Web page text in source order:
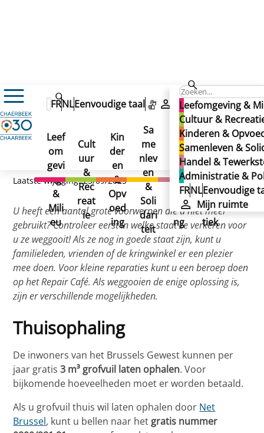
Leefomgeving &
Cultuur &
Kinderen &
Samenleven &
Handel &
Administratie &
FRNLEenvoudige
Mijn ruimte
FRNLEenvoudige taal Mijn ruimte
Leef
om
gevi
ng
&
Mili
eu
Cult
uur
&
Rec
reat
ie
Kin
der
en
&
Opv
oed
ing
Sa
me
nlev
en
&
Soli
dari
teit
Han
del
&
Tew
erks
telli
ng
Ad
min
istr
atie
&
Poli
tiek
Leefomgeving & Milieu
Afval & Openbare netheid
Sorteren van afval
Grof huisvuil
Grof huisvuil
Grof huisvuil
Laatste wijziging: 23/09/2025
U heeft een aantal grote voorwerpen die u niet meer
gebruikt? Controleer eerst in welke staat ze verkeren voor
u ze weggooit! Als ze nog in goede staat zijn, kunt u
familieleden, vrienden of de kringwinkel er een plezier
mee doen. Voor kleine reparaties kunt u een beroep doen
op het Repair Café. Als weggooien de enige oplossing is,
zijn er verschillende mogelijkheden.
Thuisophaling
De inwoners van het Brussels Gewest kunnen per
jaar gratis3 m³ grofvuil laten ophalen. Voor
bijkomende hoeveelheden moet er worden betaald.
Als u grofvuil thuis wil laten ophalen door Net
Brussel, kunt u bellen naar het gratis nummer